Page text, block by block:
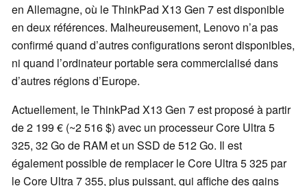
en Allemagne, où le ThinkPad X13 Gen 7 est disponible
en deux références. Malheureusement, Lenovo n’a pas
confirmé quand d’autres configurations seront disponibles,
ni quand l’ordinateur portable sera commercialisé dans
d’autres régions d’Europe.
Actuellement, le ThinkPad X13 Gen 7 est proposé à partir
de 2 199 € (~2 516 $) avec un processeur Core Ultra 5
325, 32 Go de RAM et un SSD de 512 Go. Il est
également possible de remplacer le Core Ultra 5 325 par
le Core Ultra 7 355, plus puissant, qui affiche des gains